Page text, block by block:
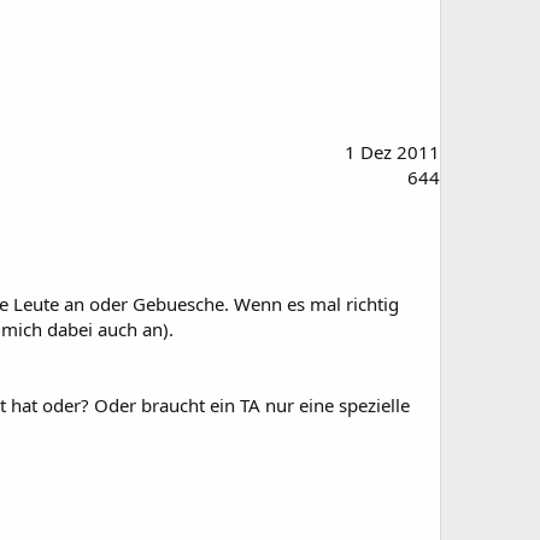
1 Dez 2011
644
an oder Gebuesche. Wenn es mal richtig
dabei auch an).
oder? Oder braucht ein TA nur eine spezielle